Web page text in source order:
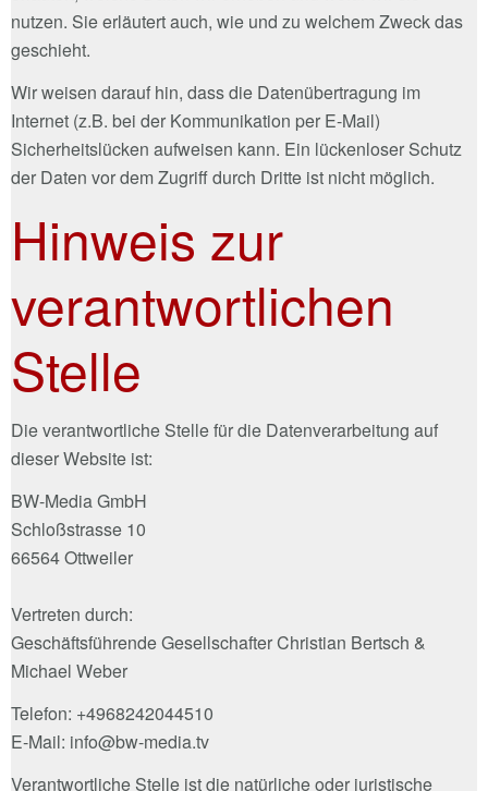
nutzen. Sie erläutert auch, wie und zu welchem Zweck das
geschieht.
Wir weisen darauf hin, dass die Datenübertragung im
Internet (z.B. bei der Kommunikation per E-Mail)
Sicherheitslücken aufweisen kann. Ein lückenloser Schutz
der Daten vor dem Zugriff durch Dritte ist nicht möglich.
Hinweis zur
verantwortlichen
Stelle
Die verantwortliche Stelle für die Datenverarbeitung auf
dieser Website ist:
BW-Media GmbH
Schloßstrasse 10
66564 Ottweiler
Vertreten durch:
Geschäftsführende Gesellschafter Christian Bertsch &
Michael Weber
Telefon: +4968242044510
E-Mail: info@bw-media.tv
Verantwortliche Stelle ist die natürliche oder juristische